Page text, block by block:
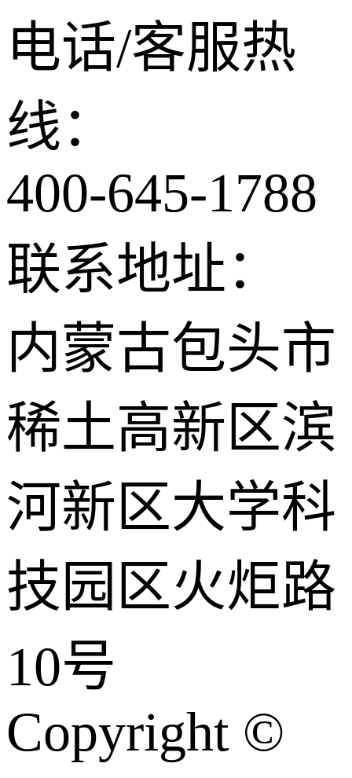
电话/客服热
线：
400-645-1788
联系地址：
内蒙古包头市
稀土高新区滨
河新区大学科
技园区火炬路
10号
Copyright ©️